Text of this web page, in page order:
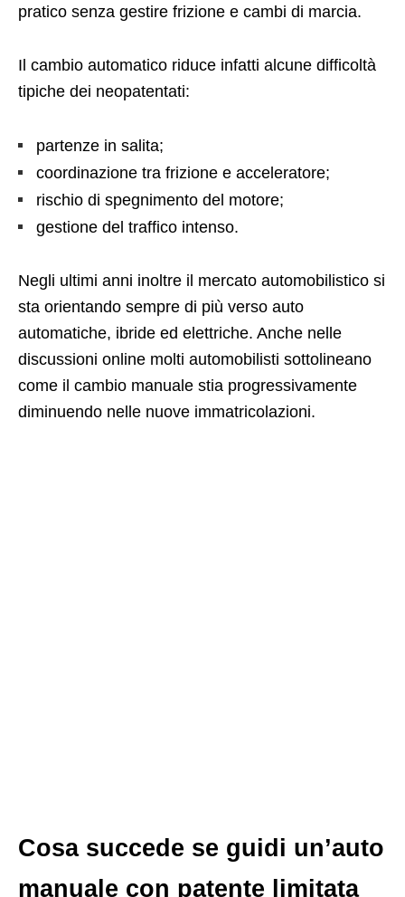
pratico senza gestire frizione e cambi di marcia.
Il cambio automatico riduce infatti alcune difficoltà
tipiche dei neopatentati:
partenze in salita;
coordinazione tra frizione e acceleratore;
rischio di spegnimento del motore;
gestione del traffico intenso.
Negli ultimi anni inoltre il mercato automobilistico si
sta orientando sempre di più verso auto
automatiche, ibride ed elettriche. Anche nelle
discussioni online molti automobilisti sottolineano
come il cambio manuale stia progressivamente
diminuendo nelle nuove immatricolazioni.
Cosa succede se guidi un’auto
manuale con patente limitata